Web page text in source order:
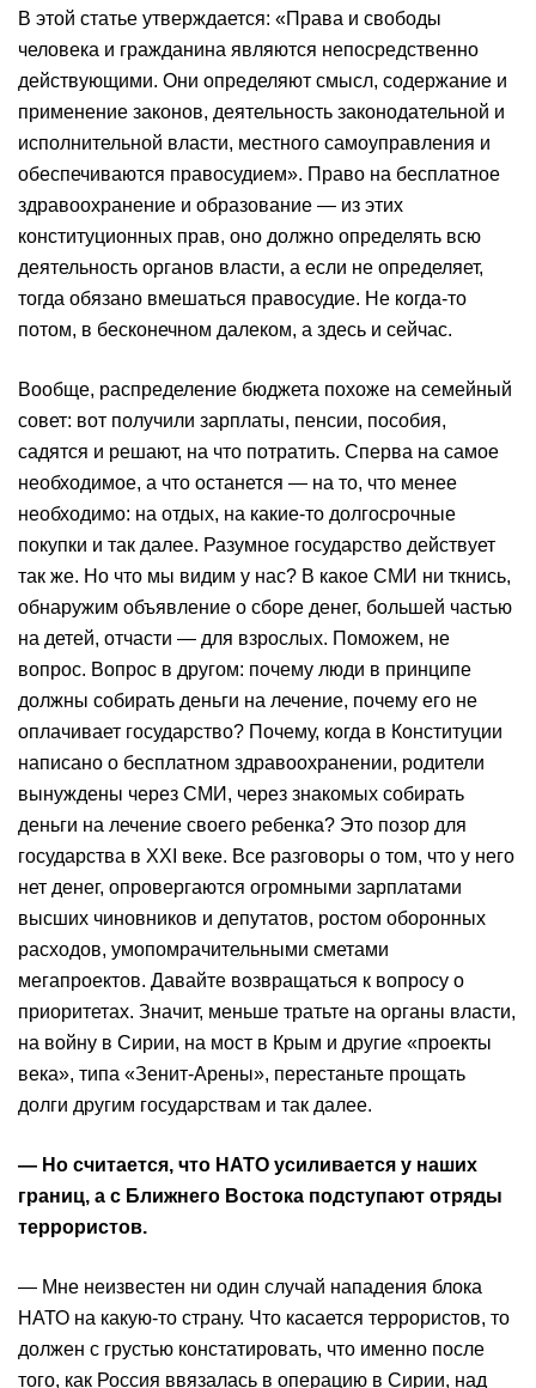
В этой статье утверждается: «Права и свободы
человека и гражданина являются непосредственно
действующими. Они определяют смысл, содержание и
применение законов, деятельность законодательной и
исполнительной власти, местного самоуправления и
обеспечиваются правосудием». Право на бесплатное
здравоохранение и образование — из этих
конституционных прав, оно должно определять всю
деятельность органов власти, а если не определяет,
тогда обязано вмешаться правосудие. Не когда-то
потом, в бесконечном далеком, а здесь и сейчас.
Вообще, распределение бюджета похоже на семейный
совет: вот получили зарплаты, пенсии, пособия,
садятся и решают, на что потратить. Сперва на самое
необходимое, а что останется — на то, что менее
необходимо: на отдых, на какие-то долгосрочные
покупки и так далее. Разумное государство действует
так же. Но что мы видим у нас? В какое СМИ ни ткнись,
обнаружим объявление о сборе денег, большей частью
на детей, отчасти — для взрослых. Поможем, не
вопрос. Вопрос в другом: почему люди в принципе
должны собирать деньги на лечение, почему его не
оплачивает государство? Почему, когда в Конституции
написано о бесплатном здравоохранении, родители
вынуждены через СМИ, через знакомых собирать
деньги на лечение своего ребенка? Это позор для
государства в XXI веке. Все разговоры о том, что у него
нет денег, опровергаются огромными зарплатами
высших чиновников и депутатов, ростом оборонных
расходов, умопомрачительными сметами
мегапроектов. Давайте возвращаться к вопросу о
приоритетах. Значит, меньше тратьте на органы власти,
на войну в Сирии, на мост в Крым и другие «проекты
века», типа «Зенит-Арены», перестаньте прощать
долги другим государствам и так далее.
— Но считается, что НАТО усиливается у наших
границ, а с Ближнего Востока подступают отряды
террористов.
— Мне неизвестен ни один случай нападения блока
НАТО на какую-то страну. Что касается террористов, то
должен с грустью констатировать, что именно после
того, как Россия ввязалась в операцию в Сирии, над